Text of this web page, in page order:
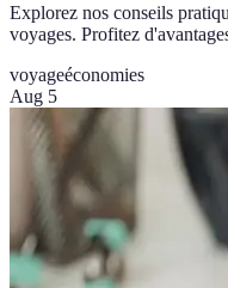
Explorez nos conseils
voyages. Profitez
voyageéconomies
Aug 5